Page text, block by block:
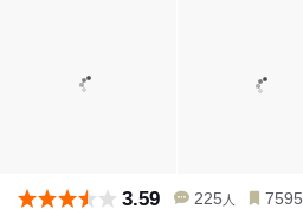
3.59 225 人 7595